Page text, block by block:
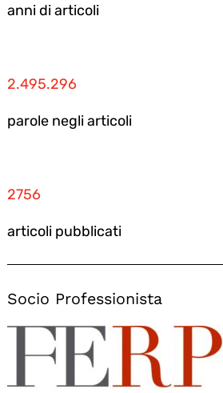
anni di articoli
2.495.296
parole negli articoli
2756
articoli pubblicati
Socio Professionista